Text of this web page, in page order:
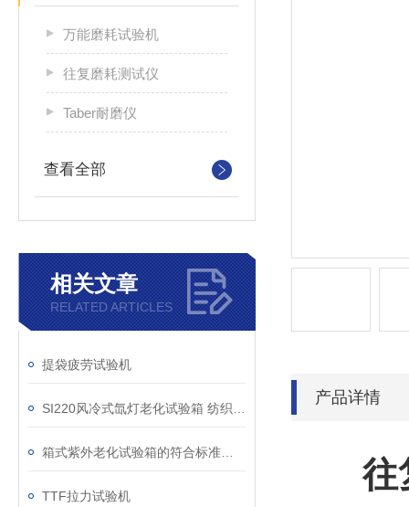
万能磨耗试验机
往复磨耗测试仪
Taber耐磨仪
查看全部
相关文章
RELATED ARTICLES
提袋疲劳试验机
TTF拉力试验机
产品详情
往复